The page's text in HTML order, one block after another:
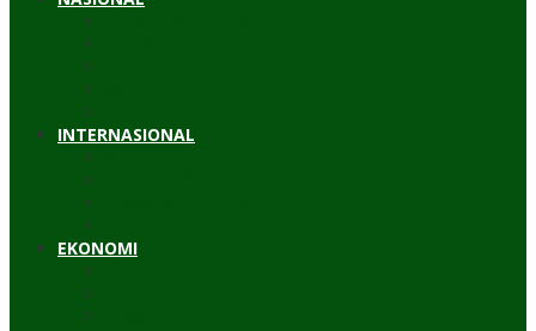
INTERNASIONAL
EKONOMI